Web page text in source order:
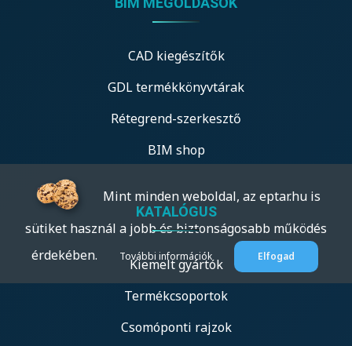
CAD kiegészítők
GDL termékkönyvtárak
Rétegrend-szerkesztő
BIM shop
KATALÓGUS
Kiemelt gyártók
Termékcsoportok
Csomóponti rajzok
Mint minden weboldal, az eptar.hu is
sütiket használ a jobb és biztonságosabb működés
érdekében.
További információk Elfogad